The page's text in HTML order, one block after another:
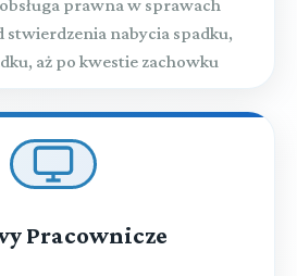
prawna w sprawach
stwierdzenia nabycia spadku,
aż po kwestie zachowku
Pracownicze